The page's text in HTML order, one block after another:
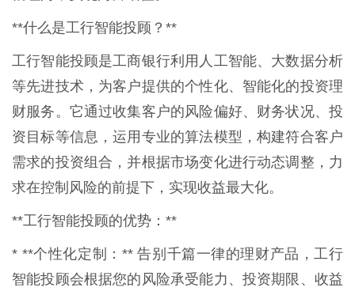
**什么是工行智能投顾？**
工行智能投顾是工商银行利用人工智能、大数据分析
等先进技术，为客户提供的个性化、智能化的投资理
财服务。它通过收集客户的风险偏好、财务状况、投
资目标等信息，运用专业的算法模型，构建符合客户
需求的投资组合，并根据市场变化进行动态调整，力
求在控制风险的前提下，实现收益最大化。
**工行智能投顾的优势：**
* **个性化定制：** 告别千篇一律的理财产品，工行
智能投顾会根据您的风险承受能力、投资期限、收益